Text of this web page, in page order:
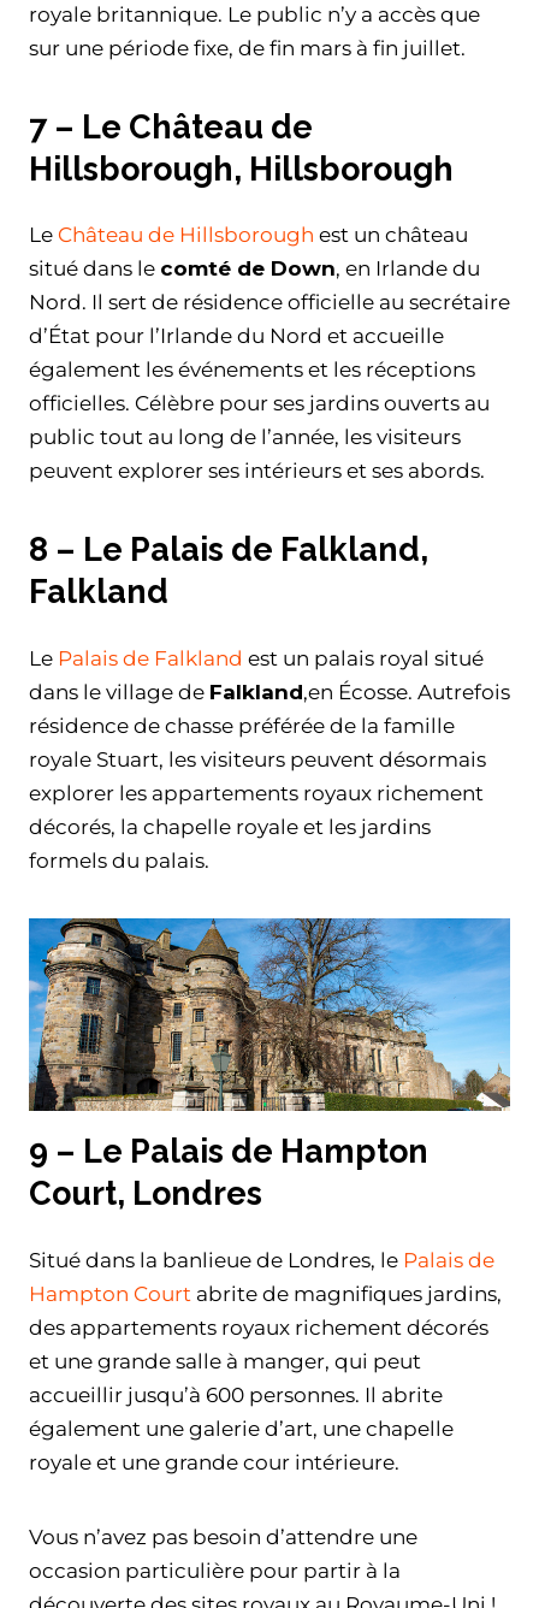
royale britannique. Le public n’y a accès que
sur une période fixe, de fin mars à fin juillet.
7 – Le Château de
Hillsborough, Hillsborough
Le Château de Hillsborough est un château
situé dans le comté de Down, en Irlande du
Nord. Il sert de résidence officielle au secrétaire
d’État pour l’Irlande du Nord et accueille
également les événements et les réceptions
officielles. Célèbre pour ses jardins ouverts au
public tout au long de l’année, les visiteurs
peuvent explorer ses intérieurs et ses abords.
8 – Le Palais de Falkland,
Falkland
Le Palais de Falkland est un palais royal situé
dans le village de Falkland,en Écosse. Autrefois
résidence de chasse préférée de la famille
royale Stuart, les visiteurs peuvent désormais
explorer les appartements royaux richement
décorés, la chapelle royale et les jardins
formels du palais.
9 – Le Palais de Hampton
Court, Londres
Situé dans la banlieue de Londres, le Palais de
Hampton Court abrite de magnifiques jardins,
des appartements royaux richement décorés
et une grande salle à manger, qui peut
accueillir jusqu’à 600 personnes. Il abrite
également une galerie d’art, une chapelle
royale et une grande cour intérieure.
Vous n’avez pas besoin d’attendre une
occasion particulière pour partir à la